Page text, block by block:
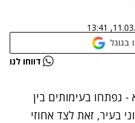
11.03.14,
בגוגל
בבעיה דווחו לנו
נפתחו בעימותים בין
בעיר, זאת לצד אחוזי